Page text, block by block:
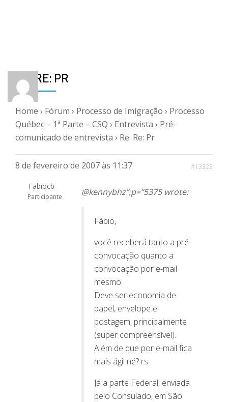
RE: RE: PR
Home › Fórum › Processo de Imigração › Processo
Québec – 1ª Parte – CSQ › Entrevista › Pré-
comunicado de entrevista › Re: Re: Pr
8 de fevereiro de 2007 às 11:37 #13323
Fabiocb
Participante @kennybhz”;p=”5375 wrote:
Fábio,
você receberá tanto a pré-
convocação quanto a
convocação por e-mail
mesmo.
Deve ser economia de
papel, envelope e
postagem, principalmente
(super compreensível).
Além de que por e-mail fica
mais ágil né? rs
Já a parte Federal, enviada
pelo Consulado, em São